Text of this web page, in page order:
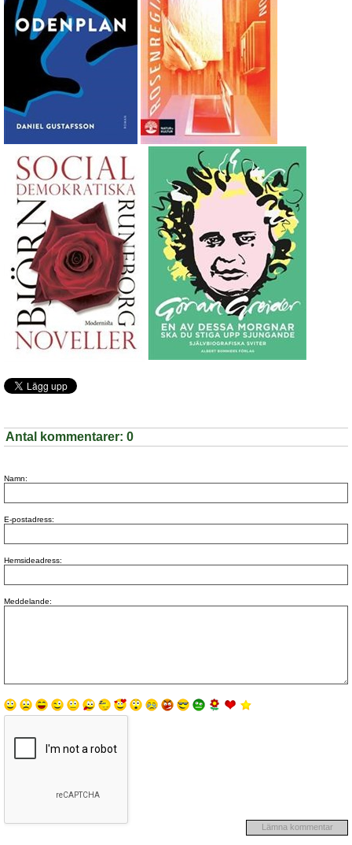
Antal kommentarer: 0
Namn:
E-postadress:
Hemsideadress:
Meddelande: